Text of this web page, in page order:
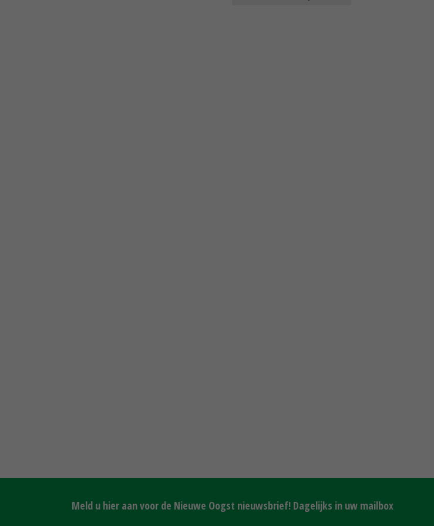
Meld u hier aan voor de Nieuwe Oogst nieuwsbrief! Dagelijks in uw mailbox